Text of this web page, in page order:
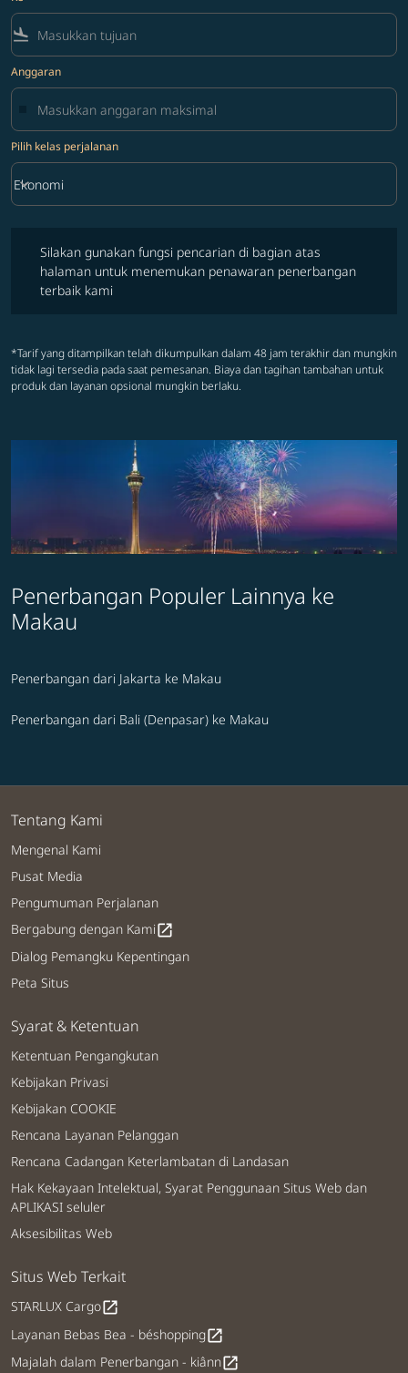
flight_land
Anggaran
Pilih kelas perjalanan
Pilih kelas perjalanan option Ekonomi Selected
Ekonomi
keyboard_arrow_down
Silakan gunakan fungsi pencarian di bagian atas
halaman untuk menemukan penawaran penerbangan
terbaik kami
*Tarif yang ditampilkan telah dikumpulkan dalam 48 jam terakhir dan mungkin
tidak lagi tersedia pada saat pemesanan. Biaya dan tagihan tambahan untuk
produk dan layanan opsional mungkin berlaku.
Penerbangan Populer Lainnya ke
Makau
Penerbangan dari Jakarta ke Makau
Penerbangan dari Bali (Denpasar) ke Makau
Tentang Kami
Mengenal Kami
Pusat Media
Pengumuman Perjalanan
Bergabung dengan Kamiopen_in_new
Dialog Pemangku Kepentingan
Peta Situs
Syarat & Ketentuan
Ketentuan Pengangkutan
Kebijakan Privasi
Kebijakan COOKIE
Rencana Layanan Pelanggan
Rencana Cadangan Keterlambatan di Landasan
Hak Kekayaan Intelektual, Syarat Penggunaan Situs Web dan
APLIKASI seluler
Aksesibilitas Web
Situs Web Terkait
STARLUX Cargoopen_in_new
Layanan Bebas Bea - béshoppingopen_in_new
Majalah dalam Penerbangan - kiânnopen_in_new